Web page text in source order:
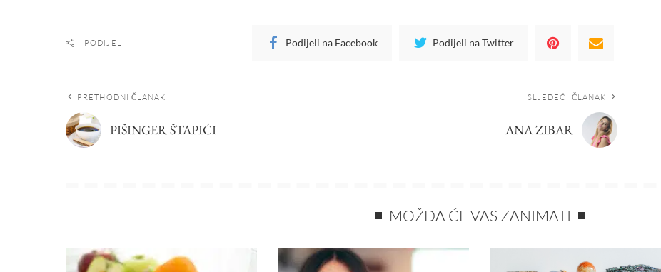
PODIJELI Podijeli na Facebook Podijeli na Twitter
PRETHODNI ČLANAK
PIŠINGER ŠTAPIĆI
SLJEDEĆI ČLANAK
ANA ZIBAR
MOŽDA ĆE VAS ZANIMATI